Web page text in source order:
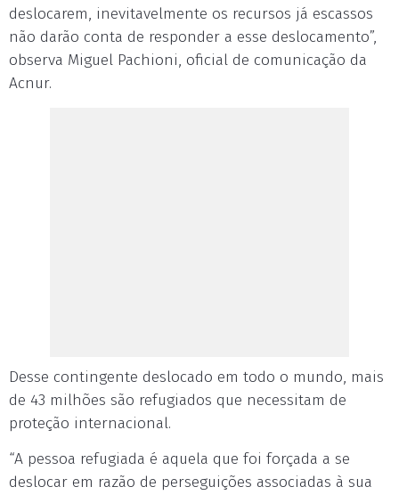
deslocarem, inevitavelmente os recursos já escassos
não darão conta de responder a esse deslocamento”,
observa Miguel Pachioni, oficial de comunicação da
Acnur.
Desse contingente deslocado em todo o mundo, mais
de 43 milhões são refugiados que necessitam de
proteção internacional.
“A pessoa refugiada é aquela que foi forçada a se
deslocar em razão de perseguições associadas à sua